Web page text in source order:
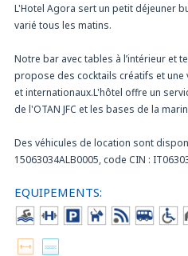
L'Hotel Agora sert un petit déjeuner
varié tous les matins.
Notre bar avec tables à l’intérieur et
propose des cocktails créatifs et
et internationaux.L'hôtel offre un
de l'OTAN JFC et les bases de la
Des véhicules de location sont
15063034ALB0005, code CIN :
EQUIPEMENTS: